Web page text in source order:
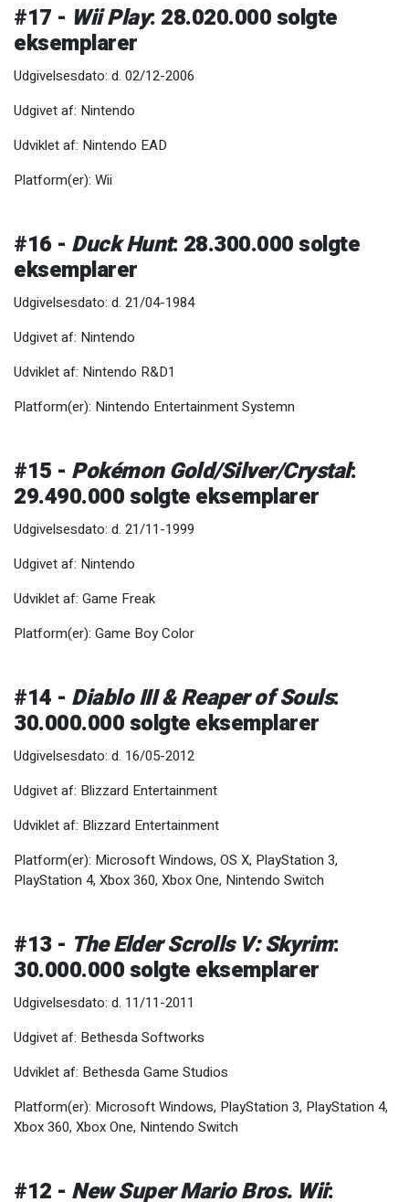
#17 - Wii Play: 28.020.000 solgte
eksemplarer
Udgivelsesdato: d. 02/12-2006
Udgivet af: Nintendo
Udviklet af: Nintendo EAD
Platform(er): Wii
#16 - Duck Hunt: 28.300.000 solgte
eksemplarer
Udgivelsesdato: d. 21/04-1984
Udgivet af: Nintendo
Udviklet af: Nintendo R&D1
Platform(er): Nintendo Entertainment Systemn
#15 - Pokémon Gold/Silver/Crystal:
29.490.000 solgte eksemplarer
Udgivelsesdato: d. 21/11-1999
Udgivet af: Nintendo
Udviklet af: Game Freak
Platform(er): Game Boy Color
#14 - Diablo III & Reaper of Souls:
30.000.000 solgte eksemplarer
Udgivelsesdato: d. 16/05-2012
Udgivet af: Blizzard Entertainment
Udviklet af: Blizzard Entertainment
Platform(er): Microsoft Windows, OS X, PlayStation 3,
PlayStation 4, Xbox 360, Xbox One, Nintendo Switch
#13 - The Elder Scrolls V: Skyrim:
30.000.000 solgte eksemplarer
Udgivelsesdato: d. 11/11-2011
Udgivet af: Bethesda Softworks
Udviklet af: Bethesda Game Studios
Platform(er): Microsoft Windows, PlayStation 3, PlayStation 4,
Xbox 360, Xbox One, Nintendo Switch
#12 - New Super Mario Bros. Wii: